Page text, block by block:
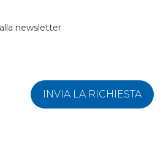
newsletter
INVIA LA RICHIESTA